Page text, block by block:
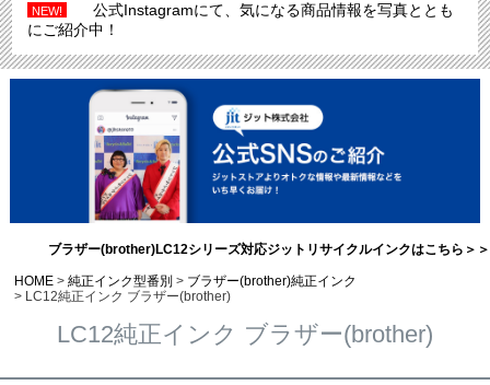
NEW!
公式Instagramにて、気になる商品情報を写真ととも
にご紹介中！
ブラザー(brother)LC12シリーズ対応ジットリサイクルインクはこちら＞＞
HOME 純正インク型番別
ブラザー(brother)純正インク
LC12純正インク ブラザー(brother)
LC12純正インク ブラザー(brother)